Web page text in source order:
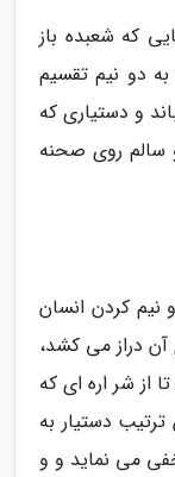
که شعبده باز
دو نیم تقسیم
و دستیاری که
سالم روی صحنه
کردن انسان
دراز می کشد،
از شر اره ای که
دستیار به
می نماید و و